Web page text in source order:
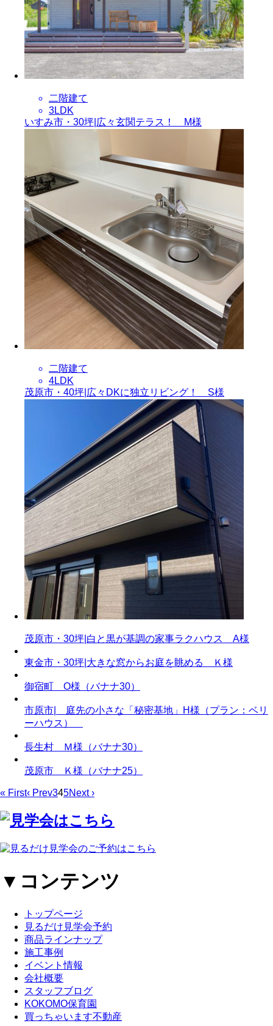
二階建て
3LDK
いすみ市・30坪|広々玄関テラス！ M様
二階建て
4LDK
茂原市・40坪|広々DKに独立リビング！ S様
茂原市・30坪|白と黒が基調の家事ラクハウス A様
東金市・30坪|大きな窓からお庭を眺める Ｋ様
御宿町 O様（バナナ30）
市原市| 庭先の小さな「秘密基地」H様（プラン：ベリ
ーハウス）
長生村 Ｍ様（バナナ30）
茂原市 Ｋ様（バナナ25）
« First‹ Prev345Next ›
▼コンテンツ
トップページ
見るだけ見学会予約
商品ラインナップ
施工事例
イベント情報
会社概要
スタッフブログ
KOKOMO保育園
買っちゃいます不動産